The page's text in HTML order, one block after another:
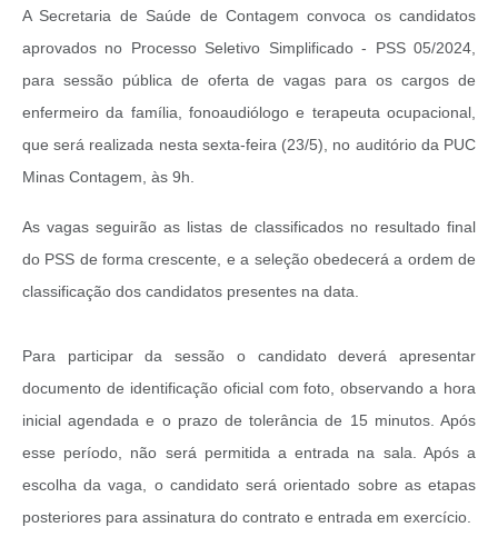
A Secretaria de Saúde de Contagem convoca os candidatos
aprovados no Processo Seletivo Simplificado - PSS 05/2024,
para sessão pública de oferta de vagas para os cargos de
enfermeiro da família, fonoaudiólogo e terapeuta ocupacional,
que será realizada nesta sexta-feira (23/5), no auditório da PUC
Minas Contagem, às 9h.
As vagas seguirão as listas de classificados no resultado final
do PSS de forma crescente, e a seleção obedecerá a ordem de
classificação dos candidatos presentes na data.
Para participar da sessão o candidato deverá apresentar
documento de identificação oficial com foto, observando a hora
inicial agendada e o prazo de tolerância de 15 minutos. Após
esse período, não será permitida a entrada na sala. Após a
escolha da vaga, o candidato será orientado sobre as etapas
posteriores para assinatura do contrato e entrada em exercício.